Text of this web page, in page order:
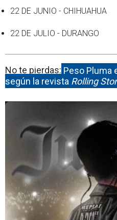
22 DE JUNIO - CHIHUAHUA
22 DE JULIO - DURANGO
No te pierdas: Peso Pluma
según la revista Rolling